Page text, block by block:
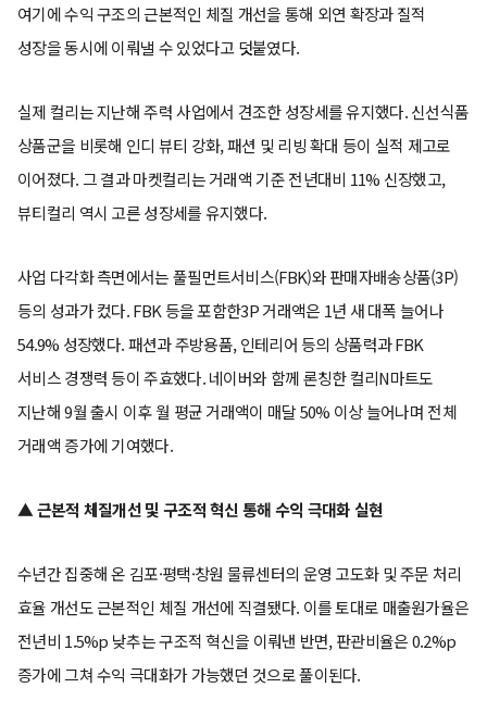
여기에 수익 구조의 근본적인 체질 개선을 통해 외연 확장과 질적
성장을 동시에 이뤄낼 수 있었다고 덧붙였다.
실제 컬리는 지난해 주력 사업에서 견조한 성장세를 유지했다. 신선식품
상품군을 비롯해 인디 뷰티 강화, 패션 및 리빙 확대 등이 실적 제고로
이어졌다. 그 결과 마켓컬리는 거래액 기준 전년대비 11% 신장했고,
뷰티컬리 역시 고른 성장세를 유지했다.
사업 다각화 측면에서는 풀필먼트서비스(FBK)와 판매자배송상품(3P)
등의 성과가 컸다. FBK 등을 포함한3P 거래액은 1년 새 대폭 늘어나
54.9% 성장했다. 패션과 주방용품, 인테리어 등의 상품력과 FBK
서비스 경쟁력 등이 주효했다. 네이버와 함께 론칭한 컬리N마트도
지난해 9월 출시 이후 월 평균 거래액이 매달 50% 이상 늘어나며 전체
거래액 증가에 기여했다.
▲ 근본적 체질개선 및 구조적 혁신 통해 수익 극대화 실현
수년간 집중해 온 김포·평택·창원 물류센터의 운영 고도화 및 주문 처리
효율 개선도 근본적인 체질 개선에 직결됐다. 이를 토대로 매출원가율은
전년비 1.5%p 낮추는 구조적 혁신을 이뤄낸 반면, 판관비율은 0.2%p
증가에 그쳐 수익 극대화가 가능했던 것으로 풀이된다.